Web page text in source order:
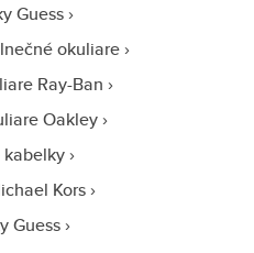
Guess
okuliare
Ray-Ban
Oakley
kabelky
Kors
Guess